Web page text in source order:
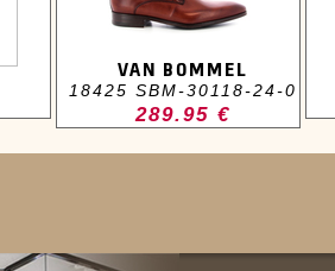
VAN BOMMEL
18425 SBM-30118-24-0
289.95 €